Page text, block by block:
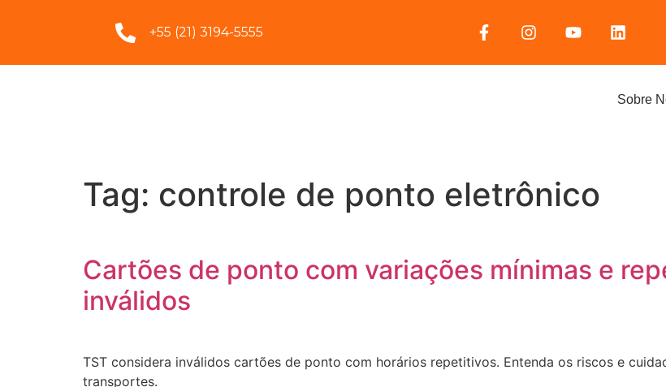
+55 (21) 3194-5555
Sobre
Tag: controle de ponto eletrônico
Cartões de ponto com variações mínimas e
inválidos
TST considera inválidos cartões de ponto com horários repetitivos. Entenda os riscos e
transportes.